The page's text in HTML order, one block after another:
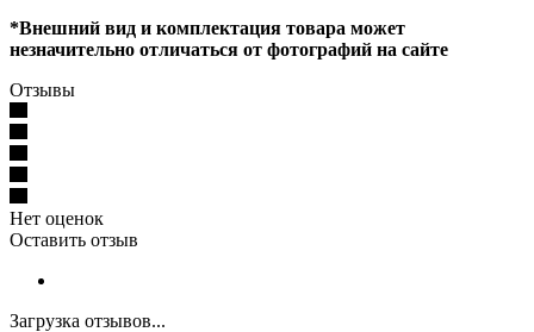
*Внешний вид и комплектация товара может
незначительно отличаться от фотографий на сайте
Отзывы
Нет оценок
Оставить отзыв
Загрузка отзывов...